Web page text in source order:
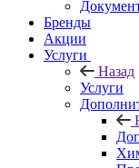
Бренды
Акции
Услуги
Назад
Услуги